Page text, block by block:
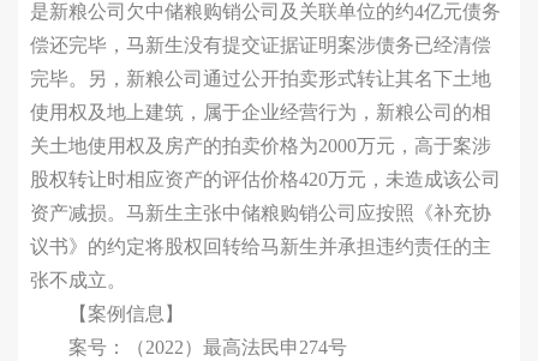
是新粮公司欠中储粮购销公司及关联单位的约4亿元债务
偿还完毕，马新生没有提交证据证明案涉债务已经清偿
完毕。另，新粮公司通过公开拍卖形式转让其名下土地
使用权及地上建筑，属于企业经营行为，新粮公司的相
关土地使用权及房产的拍卖价格为2000万元，高于案涉
股权转让时相应资产的评估价格420万元，未造成该公司
资产减损。马新生主张中储粮购销公司应按照《补充协
议书》的约定将股权回转给马新生并承担违约责任的主
张不成立。
【案例信息】
案号：（2022）最高法民申274号